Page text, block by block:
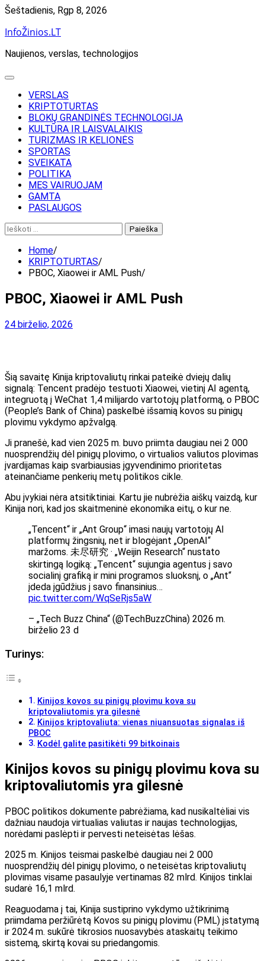
Skip
content
Šeštadienis, Rgp 8, 2026
InfoŽinios.LT
Naujienos, verslas, technologijos
VERSLAS
KRIPTOTURTAS
BLOKŲ GRANDINĖS TECHNOLOGIJA
KULTŪRA IR LAISVALAIKIS
TURIZMAS IR KELIONĖS
SPORTAS
SVEIKATA
POLITIKA
MES VAIRUOJAM
GAMTA
PASLAUGOS
Ieškoti:
Home
KRIPTOTURTAS
PBOC, Xiaowei ir AML Push
PBOC, Xiaowei ir AML Push
24 birželio, 2026
Šią savaitę Kinija kriptovaliutų rinkai pateikė dviejų dalių
signalą: Tencent pradėjo testuoti Xiaowei, vietinį AI agentą,
integruotą į WeChat 1,4 milijardo vartotojų platformą, o PBOC
(People’s Bank of China) paskelbė išsamią kovos su pinigų
plovimu vykdymo apžvalgą.
Ji pranešė, kad vien 2025 m. buvo priimta daugiau nei 2 000
nuosprendžių dėl pinigų plovimo, o virtualios valiutos plovimas
įvardijamas kaip svarbiausias įgyvendinimo prioritetas
ateinančiame penkerių metų politikos cikle.
Abu įvykiai nėra atsitiktiniai. Kartu jie nubrėžia aiškų vaizdą, kur
Kinija nori, kad jos skaitmeninė ekonomika eitų, o kur ne.
„Tencent“ ir „Ant Group“ imasi naujų vartotojų AI
platformų žingsnių, net ir blogėjant „OpenAI“
maržoms. 未尽研究 · „Weijin Research“ nustato
skirtingą logiką: „Tencent“ sujungia agentus į savo
socialinį grafiką ir mini programos sluoksnį, o „Ant“
įdeda įgūdžius į savo finansinius…
pic.twitter.com/WqSeRjs5aW
– „Tech Buzz China“ (@TechBuzzChina) 2026 m.
birželio 23 d
Turinys:
Kinijos kovos su pinigų plovimu kova su
kriptovaliutomis yra gilesnė
Kinijos kriptovaliuta: vienas niuansuotas signalas iš
PBOC
Kodėl galite pasitikėti 99 bitkoinais
Kinijos kovos su pinigų plovimu kova su
kriptovaliutomis yra gilesnė
PBOC politikos dokumente pabrėžiama, kad nusikaltėliai vis
dažniau naudoja virtualias valiutas ir naujas technologijas,
norėdami paslėpti ir pervesti neteisėtas lėšas.
2025 m. Kinijos teismai paskelbė daugiau nei 2 000
nuosprendžių dėl pinigų plovimo, o neteisėtas kriptovaliutų
plovimas visame pasaulyje vertinamas 82 mlrd. Kinijos tinklai
sudarė 16,1 mlrd.
Reaguodama į tai, Kinija sustiprino vykdymo užtikrinimą
priimdama peržiūrėtą Kovos su pinigų plovimu (PML) įstatymą
ir 2024 m. sukūrė tikrosios nuosavybės ataskaitų teikimo
sistemą, skirtą kovai su priedangomis.